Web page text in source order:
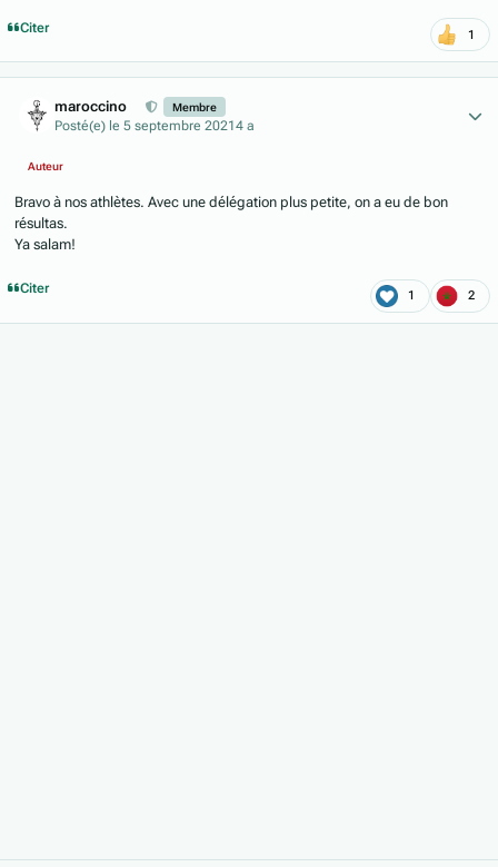
Citer 1
maroccino Membre
Posté(e) le 5 septembre 20214 a
Auteur
Bravo à nos athlètes. Avec une délégation plus petite, on a eu de bon
résultas.
Ya salam!
Citer 1 2